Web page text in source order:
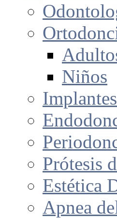
Niños
Prótesis
Estética
Apnea